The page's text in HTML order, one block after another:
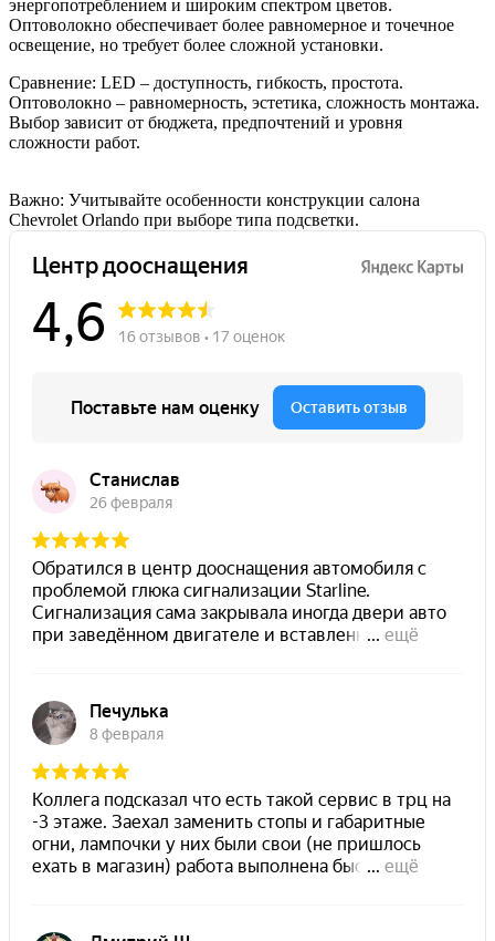
энергопотреблением и широким спектром цветов.
Оптоволокно обеспечивает более равномерное и точечное
освещение, но требует более сложной установки.
Сравнение: LED – доступность, гибкость, простота.
Оптоволокно – равномерность, эстетика, сложность монтажа.
Выбор зависит от бюджета, предпочтений и уровня
сложности работ.
Важно: Учитывайте особенности конструкции салона
Chevrolet Orlando при выборе типа подсветки.